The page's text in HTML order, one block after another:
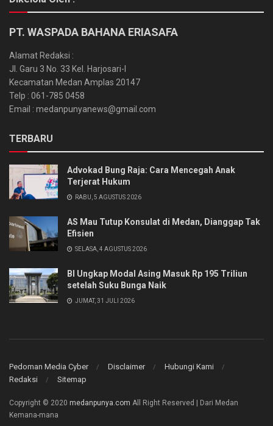
PT. WASPADA BAHANA ERIASAFA
Alamat Redaksi :
Jl. Garu 3 No. 33 Kel. Harjosari-I
Kecamatan Medan Amplas 20147
Telp : 061-785 0458
Email : medanpunyanews@gmail.com
TERBARU
Advokad Bung Raja: Cara Mencegah Anak
Terjerat Hukum
RABU, 5 AGUSTUS 2026
AS Mau Tutup Konsulat di Medan, Dianggap Tak
Efisien
SELASA, 4 AGUSTUS 2026
BI Ungkap Modal Asing Masuk Rp 195 Triliun
setelah Suku Bunga Naik
JUMAT, 31 JULI 2026
Pedoman Media Cyber Disclaimer
Hubungi Kami
Redaksi
Sitemap
Copyright © 2020 medanpunya.com All Right Reserved | Dari Medan
Kemana-mana